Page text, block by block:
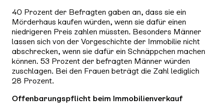
40 Prozent der Befragten gaben an, dass sie ein
Mörderhaus kaufen würden, wenn sie dafür einen
niedrigeren Preis zahlen müssten. Besonders Männer
lassen sich von der Vorgeschichte der Immobilie nicht
abschrecken, wenn sie dafür ein Schnäppchen machen
können. 53 Prozent der befragten Männer würden
zuschlagen. Bei den Frauen beträgt die Zahl lediglich
28 Prozent.
Offenbarungspflicht beim Immobilienverkauf